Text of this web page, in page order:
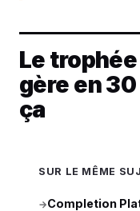
Le
gère en
ça
SUR LE MÊME
→Completion